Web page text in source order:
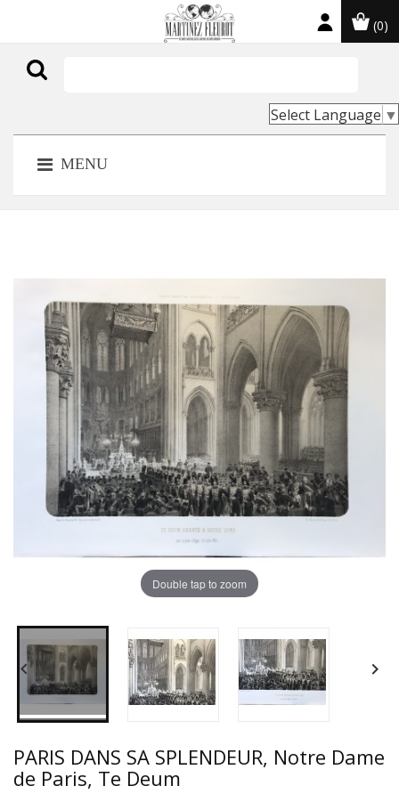
(0)
Select Language ▼
MENU
Double tap to zoom
 
PARIS DANS SA SPLENDEUR, Notre Dame
de Paris, Te Deum